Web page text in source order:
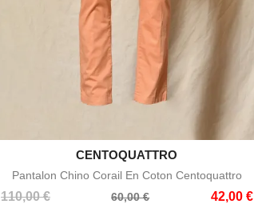
Aperçu rapide
CENTOQUATTRO
Pantalon Chino Corail En Coton Centoquattro
110,00 €
Prix
60,00 € 42,00 €
Prix